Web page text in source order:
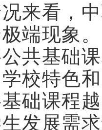
来看，
端现象
共基础
校特色
础课程
发展需